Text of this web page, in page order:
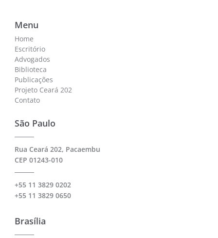
Menu
Home
Escritório
Advogados
Biblioteca
Publicações
Projeto Ceará 202
Contato
São Paulo
Rua Ceará 202, Pacaembu
CEP 01243-010
+55 11 3829 0202
+55 11 3829 0650
Brasília